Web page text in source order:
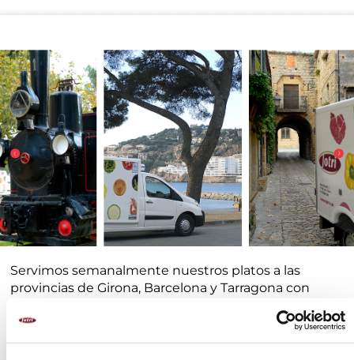
Servimos semanalmente nuestros platos a las
provincias de Girona, Barcelona y Tarragona con